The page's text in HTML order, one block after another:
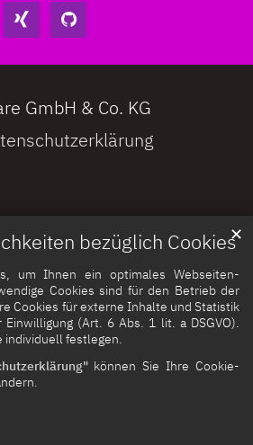
bezüglich Cookies
um Ihnen ein optimales Webseiten-
Cookies sind für den Betrieb der
Cookies für externe Inhalte und Statistik
(Art. 6 Abs. 1 lit. a DSGVO).
individuell festlegen.
können Sie Ihre Cookie-
✕
GmbH & Co. KG